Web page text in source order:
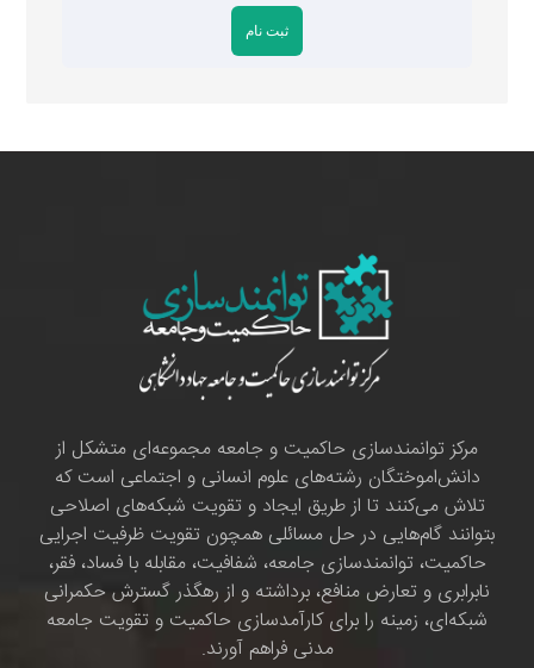
مرکز توانمندسازی حاکمیت و جامعه مجموعه‌ای متشکل از
دانش‌اموختگان رشته‌های علوم انسانی و اجتماعی است که
تلاش می‌کنند تا از طریق ایجاد و تقویت شبکه‌های اصلاحی
بتوانند گام‌هایی در حل مسائلی همچون تقویت ظرفیت اجرایی
حاکمیت، توانمندسازی جامعه، شفافیت، مقابله با فساد، فقر،
نابرابری و تعارض منافع، برداشته و از رهگذر گسترش حکمرانی
شبکه‌ای، زمینه را برای کارآمدسازی حاکمیت و تقویت جامعه
مدنی فراهم آورند.